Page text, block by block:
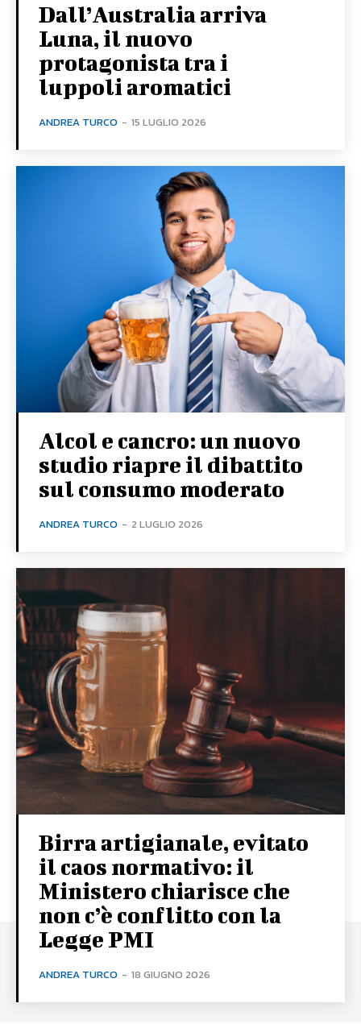
Dall’Australia arriva
Luna, il nuovo
protagonista tra i
luppoli aromatici
ANDREA TURCO - 15 LUGLIO 2026
Alcol e cancro: un nuovo
studio riapre il dibattito
sul consumo moderato
ANDREA TURCO - 2 LUGLIO 2026
Birra artigianale, evitato
il caos normativo: il
Ministero chiarisce che
non c’è conflitto con la
Legge PMI
ANDREA TURCO - 18 GIUGNO 2026